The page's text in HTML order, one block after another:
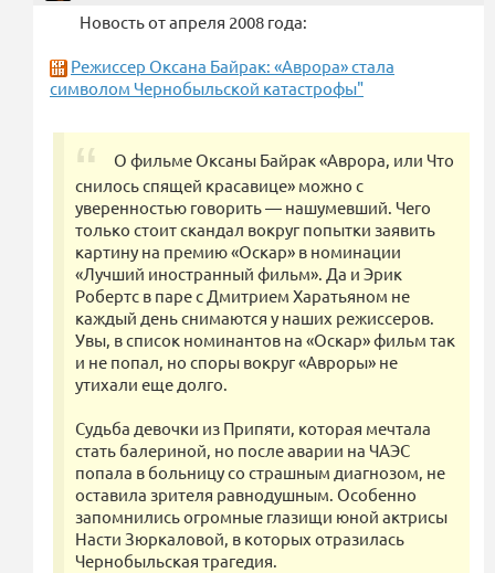
Новость от апреля 2008 года:
Режиссер Оксана Байрак: «Аврора» стала
символом Чернобыльской катастрофы"
О фильме Оксаны Байрак «Аврора, или Что
снилось спящей красавице» можно с
уверенностью говорить — нашумевший. Чего
только стоит скандал вокруг попытки заявить
картину на премию «Оскар» в номинации
«Лучший иностранный фильм». Да и Эрик
Робертс в паре с Дмитрием Харатьяном не
каждый день снимаются у наших режиссеров.
Увы, в список номинантов на «Оскар» фильм так
и не попал, но споры вокруг «Авроры» не
утихали еще долго.
Судьба девочки из Припяти, которая мечтала
стать балериной, но после аварии на ЧАЭС
попала в больницу со страшным диагнозом, не
оставила зрителя равнодушным. Особенно
запомнились огромные глазищи юной актрисы
Насти Зюркаловой, в которых отразилась
Чернобыльская трагедия.